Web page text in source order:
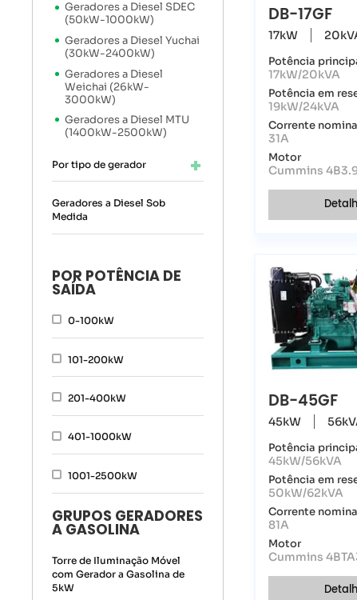
DB-17GF
17kW
Potência
17kW/20kVA
Potência em
19kW/24kVA
Corrente
31A
Motor
Cummins
DB-45GF
45kW
Potência
45kW/56kVA
Potência em
50kW/62kVA
Corrente
81A
Motor
Cummins
Geradores a Diesel SDEC
(50kW-1000kW)
Geradores a Diesel Yuchai
(30kW-2400kW)
Geradores a Diesel
Weichai (26kW-
3000kW)
Geradores a Diesel MTU
(1400kW-2500kW)
Por tipo de gerador
Geradores a Diesel Sob
Medida
POR POTÊNCIA DE
SAÍDA
0-100kW
101-200kW
201-400kW
401-1000kW
1001-2500kW
GRUPOS GERADORES
A GASOLINA
Torre de Iluminação Móvel
com Gerador a Gasolina de
5kW